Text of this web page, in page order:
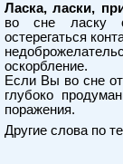
Ласка, ласки,
во сне ласку
остерегаться
оскорбление.
Если Вы во сне
глубоко
поражения.
Другие слова по